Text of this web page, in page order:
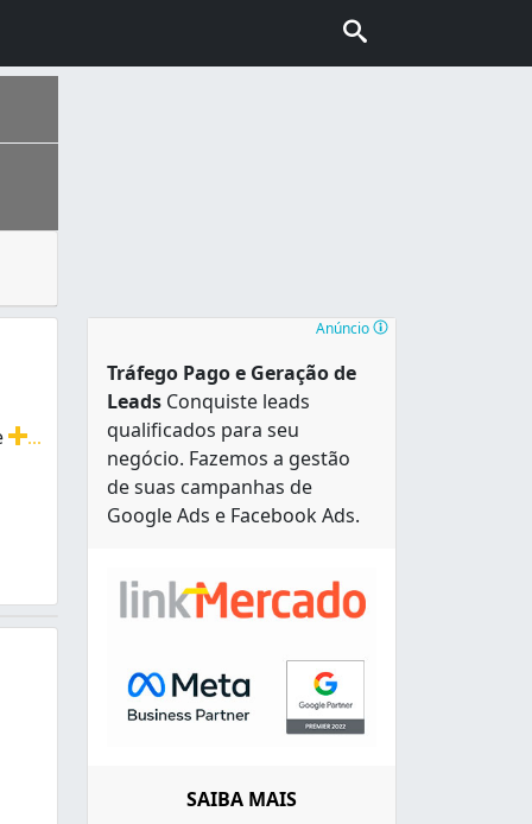
também como “Capital do Cerrado”. É a
Aliamos confiança e eficiência. Aceitamos
Anúncio
Tráfego Pago e Geração de
Leads Conquiste leads
qualificados para seu
negócio. Fazemos a gestão
de suas campanhas de
Google Ads e Facebook Ads.
SAIBA MAIS